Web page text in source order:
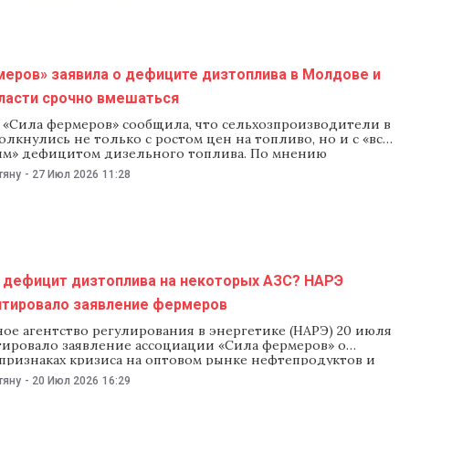
заявила о дефиците дизтоплива в Молдове и
срочно вмешаться
фермеров» сообщила, что сельхозпроизводители в
не только с ростом цен на топливо, но и с «все
дефицитом дизельного топлива. По мнению
ситуация может сорвать проведение
работ. В связи с этим организация призвала
- 27 Июл 2026 11:28
дизтоплива на некоторых АЗС? НАРЭ
заявление фермеров
агентство регулирования в энергетике (НАРЭ) 20 июля
заявление ассоциации «Сила фермеров» о
кризиса на оптовом рынке нефтепродуктов и
топлива. В ведомстве подчеркнули, что сейчас
данными, которые подтверждали бы массовый
- 20 Июл 2026 16:29